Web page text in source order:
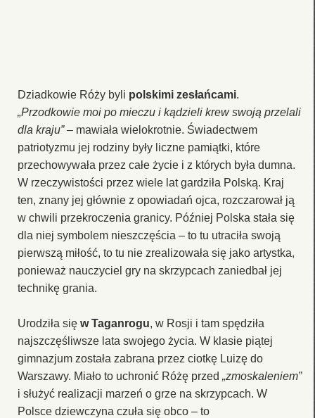
Dziadkowie Róży byli polskimi zesłańcami.
„Przodkowie moi po mieczu i kądzieli krew swoją przelali
dla kraju”– mawiała wielokrotnie. Świadectwem
patriotyzmu jej rodziny były liczne pamiątki, które
przechowywała przez całe życie i z których była dumna.
W rzeczywistości przez wiele lat gardziła Polską. Kraj
ten, znany jej głównie z opowiadań ojca, rozczarował ją
w chwili przekroczenia granicy. Później Polska stała się
dla niej symbolem nieszczęścia – to tu utraciła swoją
pierwszą miłość, to tu nie zrealizowała się jako artystka,
ponieważ nauczyciel gry na skrzypcach zaniedbał jej
technikę grania.
Urodziła się w Taganrogu, w Rosji i tam spędziła
najszczęśliwsze lata swojego życia. W klasie piątej
gimnazjum została zabrana przez ciotkę Luizę do
Warszawy. Miało to uchronić Różę przed „zmoskaleniem”
i służyć realizacji marzeń o grze na skrzypcach. W
Polsce dziewczyna czuła się obco – to